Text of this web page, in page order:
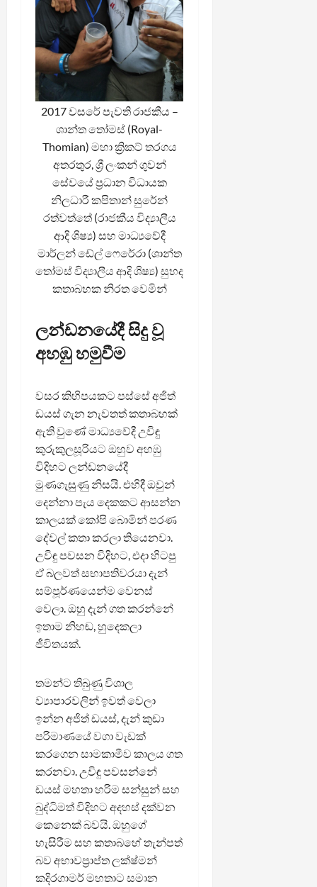
2017 වසරේ පැවති රාජකීය –
ශාන්ත තෝමස් (Royal-
Thomian) මහා ක්‍රිකට් තරගය
අතරතුර, ශ්‍රී ලංකන් ගුවන්
සේවයේ ප්‍රධාන විධායක
නිලධාරී කපිතාන් සුරේන්
රත්වත්තේ (රාජකීය විද්‍යාලීය
ආදි ශිෂ්‍ය) සහ මාධ්‍යවේදී
මාර්ලන් ඩේල් ෆෙරේරා (ශාන්ත
තෝමස් විද්‍යාලීය ආදි ශිෂ්‍ය) සුහද
කතාබහක නිරත වෙමින්
ලන්ඩනයේදී සිදු වූ
අහඹු හමුවීම
වසර කිහිපයකට පස්සේ අජිත්
ඩයස් ගැන නැවතත් කතාබහක්
ඇති වුණේ මාධ්‍යවේදී උවිඳු
කුරුකුලසූරියට ඔහුව අහඹු
විදිහට ලන්ඩනයේදී
මුණගැසුණු නිසයි. එහිදී ඔවුන්
දෙන්නා පැය දෙකකට ආසන්න
කාලයක් කෝපි බොමින් පරණ
දේවල් කතා කරලා තියෙනවා.
උවිඳු පවසන විදිහට, එදා හිටපු
ඒ බලවත් සභාපතිවරයා දැන්
සම්පූර්ණයෙන්ම වෙනස්
වෙලා. ඔහු දැන් ගත කරන්නේ
ඉතාම නිහඬ, හුදෙකලා
ජීවිතයක්.
තමන්ට තිබුණු විශාල
ව්‍යාපාරවලින් ඉවත් වෙලා
ඉන්න අජිත් ඩයස්, දැන් කුඩා
පරිමාණයේ වගා වැඩක්
කරගෙන සාමකාමීව කාලය ගත
කරනවා. උවිඳු පවසන්නේ
ඩයස් මහතා හරිම සන්සුන් සහ
බුද්ධිමත් විදිහට අදහස් දක්වන
කෙනෙක් බවයි. ඔහුගේ
හැසිරීම සහ කතාබහේ තැන්පත්
බව අභාවප්‍රාප්ත ලක්ෂ්මන්
කදිරගාමර් මහතාට සමාන